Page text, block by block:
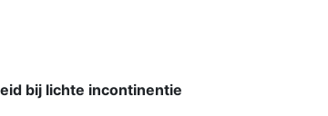
bij lichte incontinentie